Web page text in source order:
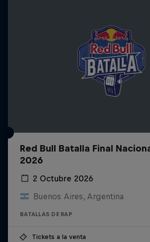
Red Bull Batalla Final
2026
2 Octubre 2026
Buenos Aires, Argentina
BATALLAS DE RAP
Tickets a la venta